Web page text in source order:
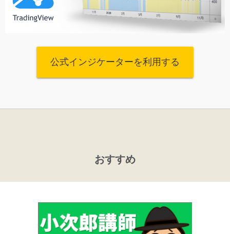
公式インジケーターを利用する
おすすめ